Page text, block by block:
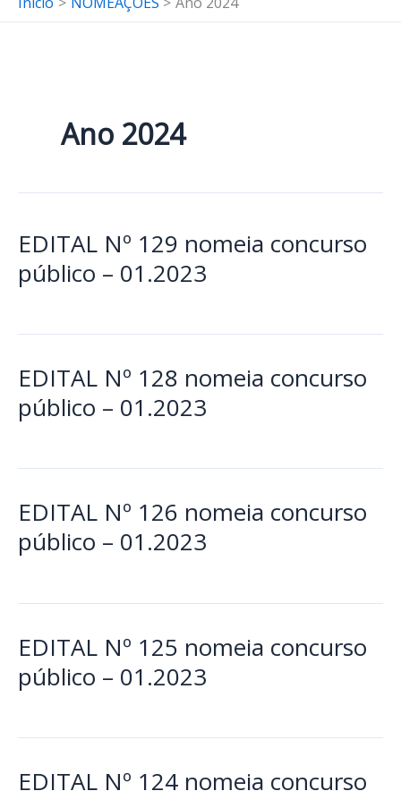
Ano 2024
EDITAL Nº 129 nomeia concurso
público – 01.2023
EDITAL Nº 128 nomeia concurso
público – 01.2023
EDITAL Nº 126 nomeia concurso
público – 01.2023
EDITAL Nº 125 nomeia concurso
público – 01.2023
EDITAL Nº 124 nomeia concurso